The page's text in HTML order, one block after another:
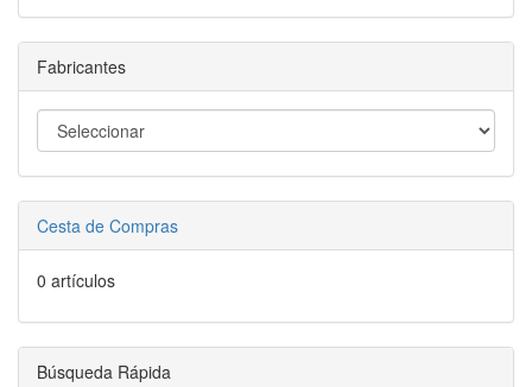
Fabricantes
Cesta de Compras
0 artículos
Búsqueda Rápida